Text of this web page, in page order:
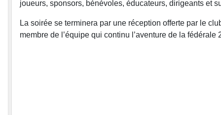
joueurs, sponsors, bénévoles, éducateurs, dirigeants et
La soirée se terminera par une réception offerte par le
membre de l’équipe qui continu l’aventure de la